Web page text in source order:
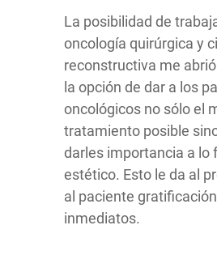
La posibilidad de
oncología quirúrgica y
reconstructiva me
la opción de dar a los
oncológicos no sólo el
tratamiento posible
darles importancia a lo
estético. Esto le da al
al paciente
inmediatos.